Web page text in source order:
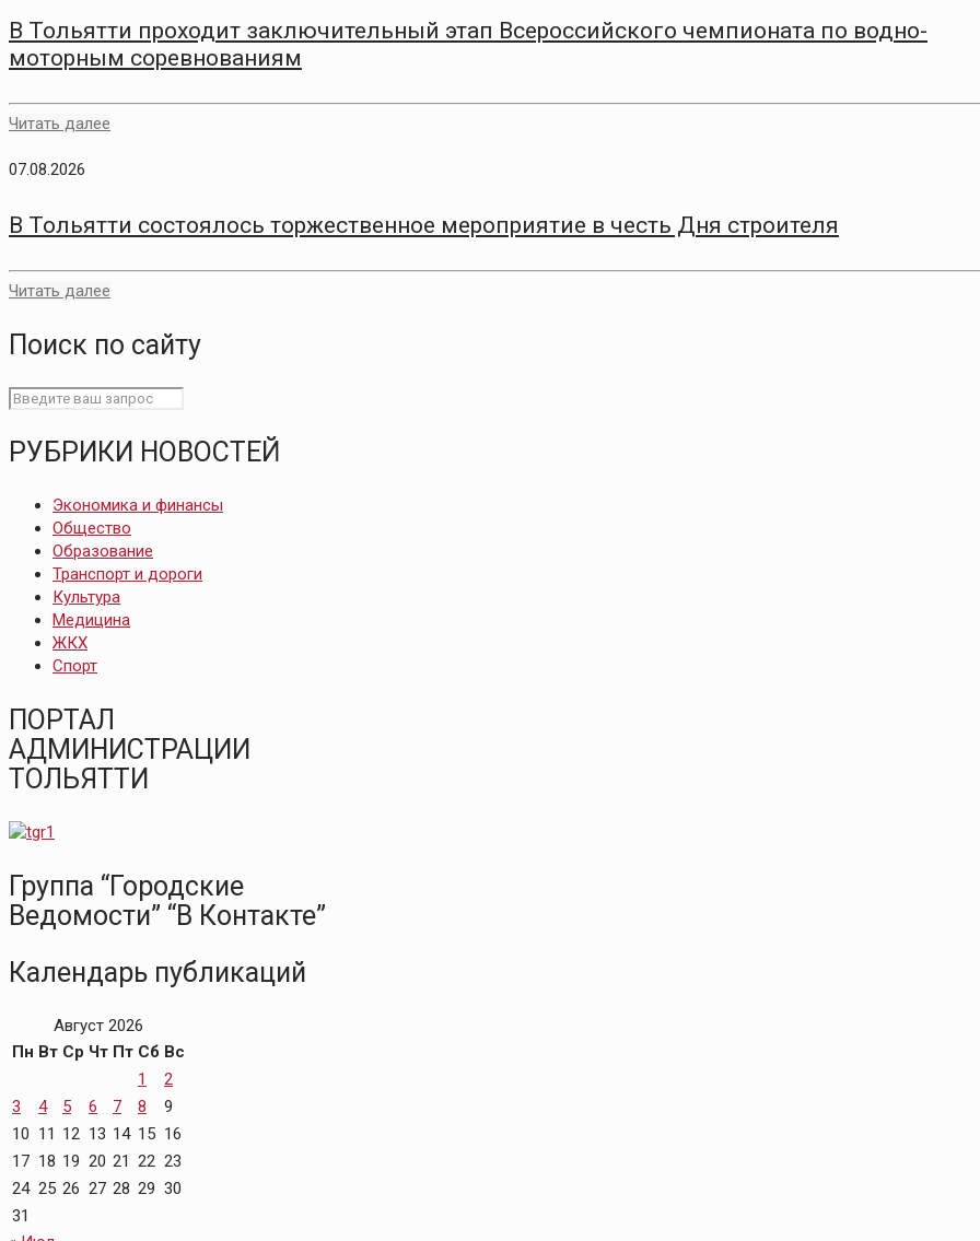
В Тольятти проходит заключительный этап Всероссийского чемпионата по водно-
моторным соревнованиям
Читать далее
07.08.2026
В Тольятти состоялось торжественное мероприятие в честь Дня строителя
Читать далее
Поиск по сайту
РУБРИКИ НОВОСТЕЙ
Экономика и финансы
Общество
Образование
Транспорт и дороги
Культура
Медицина
ЖКХ
Спорт
ПОРТАЛ
АДМИНИСТРАЦИИ
ТОЛЬЯТТИ
Группа “Городские
Ведомости” “В Контакте”
Календарь публикаций
Август 2026
Пн Вт Ср Чт Пт Сб Вс
1
2
3
4 5 6 7 8
9
10 11 12 13 14 15 16
17 18 19 20 21 22 23
24 25 26 27 28 29 30
31